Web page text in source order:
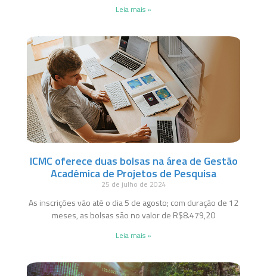
Leia mais »
ICMC oferece duas bolsas na área de Gestão
Acadêmica de Projetos de Pesquisa
25 de julho de 2024
As inscrições vão até o dia 5 de agosto; com duração de 12
meses, as bolsas são no valor de R$8.479,20
Leia mais »